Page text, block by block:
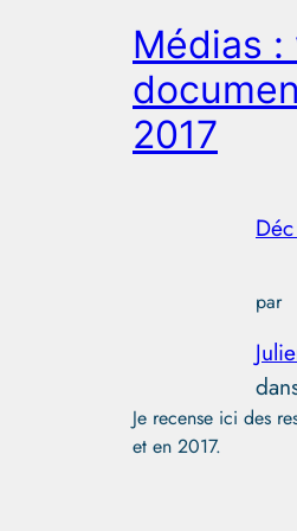
Médias :
2017
par
Je recense ici des
et en 2017.